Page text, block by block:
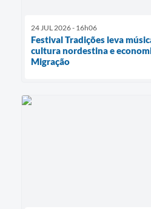
24 JUL 2026 - 16h06
Festival Tradições leva
cultura nordestina e
Migração